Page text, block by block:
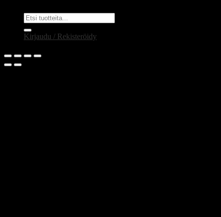
Etsi:
Kirjaudu / Rekisteröidy